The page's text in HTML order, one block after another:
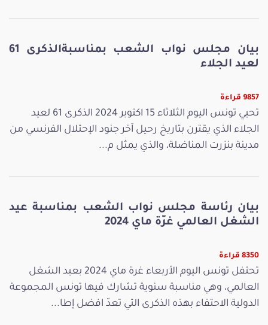
بيان مجلس نواب الشعب بمناسبةالذكرى 61
لعيد الجلاء
9857 قراءة
تحيي تونس اليوم الثلاثاء 15 اكتوبر 2024 الذكرى 61 لعيد
الجلاء الذي يقترن بتاريخ رحيل آخر جنود الإحتلال الفرنسي من
مدينة بنزرت المناضلة، والذي يمثل م...
بيان رئاسة مجلس نواب الشعب بمناسبة عيد
الشغل العالمي غرّة ماي 2024
8350 قراءة
تحتفل تونس اليوم الأربعاء غرة ماي 2024 بعيد الشغل
العالمي، وهي مناسبة سنوية تشارك فيها تونس المجموعة
الدولية الاحتفاء بهذه الذكرى التي تعدّ افضل إطا...